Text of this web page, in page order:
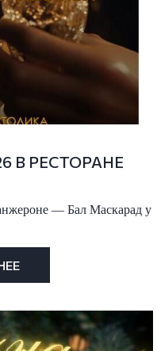
В РЕСТОРАНЕ
— Бал Маскарад у